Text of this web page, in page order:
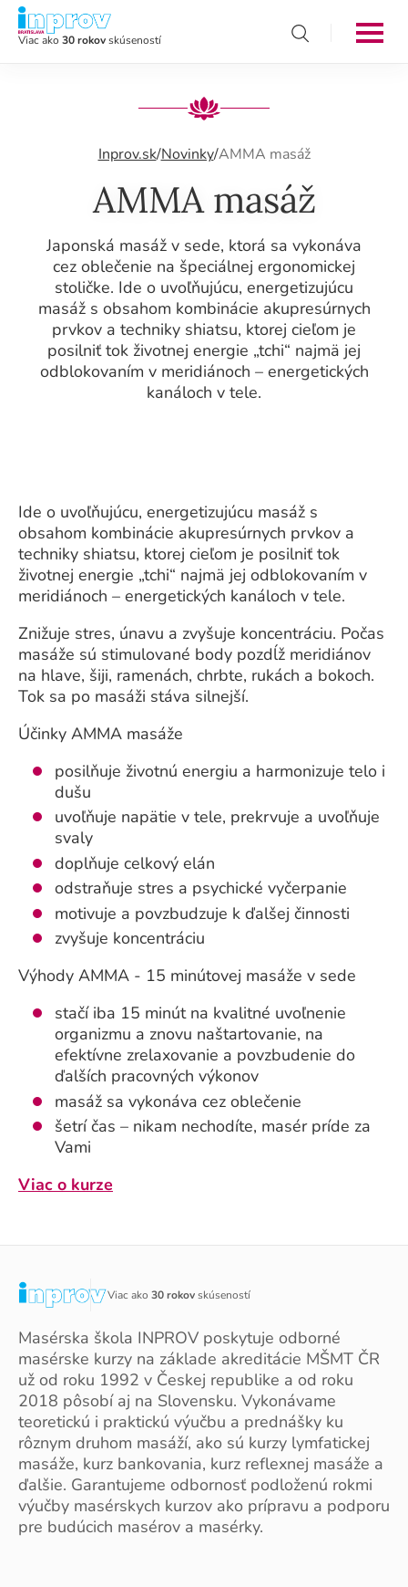
Viac ako 30 rokovskúseností
Inprov.sk/Novinky/AMMA masáž
AMMA masáž
Japonská masáž v sede, ktorá sa vykonáva
cez oblečenie na špeciálnej ergonomickej
stoličke. Ide o uvoľňujúcu, energetizujúcu
masáž s obsahom kombinácie akupresúrnych
prvkov a techniky shiatsu, ktorej cieľom je
posilniť tok životnej energie „tchi“ najmä jej
odblokovaním v meridiánoch – energetických
kanáloch v tele.
Ide o uvoľňujúcu, energetizujúcu masáž s
obsahom kombinácie akupresúrnych prvkov a
techniky shiatsu, ktorej cieľom je posilniť tok
životnej energie „tchi“ najmä jej odblokovaním v
meridiánoch – energetických kanáloch v tele.
Znižuje stres, únavu a zvyšuje koncentráciu. Počas
masáže sú stimulované body pozdĺž meridiánov
na hlave, šiji, ramenách, chrbte, rukách a bokoch.
Tok sa po masáži stáva silnejší.
Účinky AMMA masáže
posilňuje životnú energiu a harmonizuje telo i
dušu
uvoľňuje napätie v tele, prekrvuje a uvoľňuje
svaly
doplňuje celkový elán
odstraňuje stres a psychické vyčerpanie
motivuje a povzbudzuje k ďalšej činnosti
zvyšuje koncentráciu
Výhody AMMA - 15 minútovej masáže v sede
stačí iba 15 minút na kvalitné uvoľnenie
organizmu a znovu naštartovanie, na
efektívne zrelaxovanie a povzbudenie do
ďalších pracovných výkonov
masáž sa vykonáva cez oblečenie
šetrí čas – nikam nechodíte, masér príde za
Vami
Viac o kurze
Viac ako 30 rokovskúseností
Masérska škola INPROV poskytuje odborné
masérske kurzy na základe akreditácie MŠMT ČR
už od roku 1992 v Českej republike a od roku
2018 pôsobí aj na Slovensku. Vykonávame
teoretickú i praktickú výučbu a prednášky ku
rôznym druhom masáží, ako sú kurzy lymfatickej
masáže, kurz bankovania, kurz reflexnej masáže a
ďalšie. Garantujeme odbornosť podloženú rokmi
výučby masérskych kurzov ako prípravu a podporu
pre budúcich masérov a masérky.